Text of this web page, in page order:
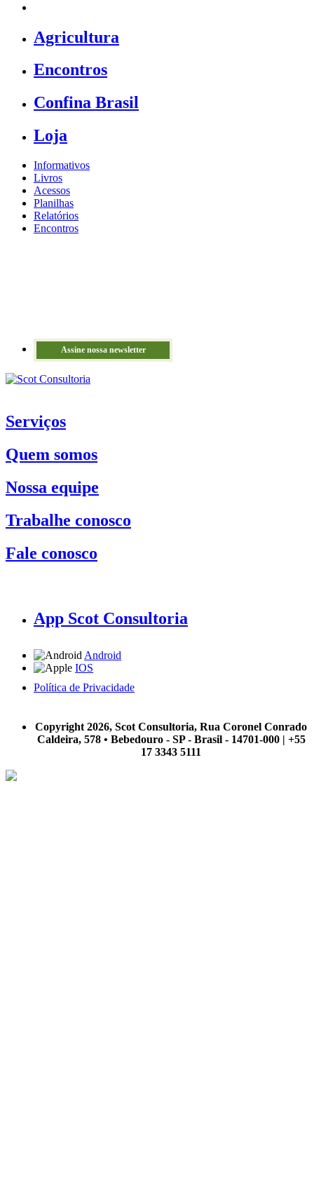
Agricultura
Encontros
Confina Brasil
Loja
Informativos
Livros
Acessos
Planilhas
Relatórios
Encontros
Assine nossa newsletter
Serviços
Quem somos
Nossa equipe
Trabalhe conosco
Fale conosco
App Scot Consultoria
Android
IOS
Política de Privacidade
Copyright 2026, Scot Consultoria, Rua Coronel Conrado
Caldeira, 578 • Bebedouro - SP - Brasil - 14701-000 | +55
17 3343 5111